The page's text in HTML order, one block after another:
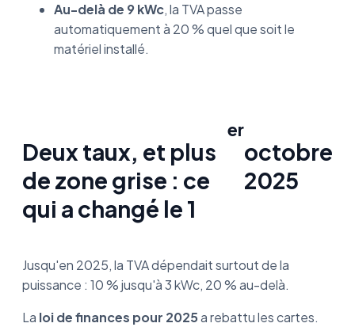
Au-delà de 9 kWc, la TVA passe
automatiquement à 20 % quel que soit le
matériel installé.
Deux taux, et plus
de zone grise : ce
qui a changé le 1
er
octobre
2025
Jusqu'en 2025, la TVA dépendait surtout de la
puissance : 10 % jusqu'à 3 kWc, 20 % au-delà.
La loi de finances pour 2025a rebattu les cartes.